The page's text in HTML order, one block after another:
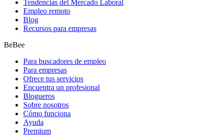
Tendencias del Mercado Laboral
Empleo remoto
Blog
Recursos para empresas
BeBee
Para buscadores de empleo
Para empresas
Ofrece tus servicios
Encuentra un profesional
Blogueros
Sobre nosotros
Cómo funciona
Ayuda
Premium